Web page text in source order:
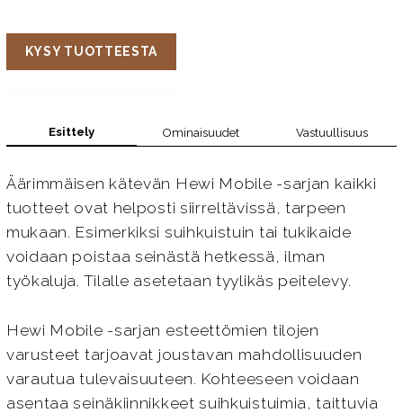
KYSY TUOTTEESTA
Esittely Ominaisuudet Vastuullisuus
Äärimmäisen kätevän Hewi Mobile -sarjan kaikki
tuotteet ovat helposti siirreltävissä, tarpeen
mukaan. Esimerkiksi suihkuistuin tai tukikaide
voidaan poistaa seinästä hetkessä, ilman
työkaluja. Tilalle asetetaan tyylikäs peitelevy.
Hewi Mobile -sarjan esteettömien tilojen
varusteet tarjoavat joustavan mahdollisuuden
varautua tulevaisuuteen. Kohteeseen voidaan
asentaa seinäkiinnikkeet suihkuistuimia, taittuvia